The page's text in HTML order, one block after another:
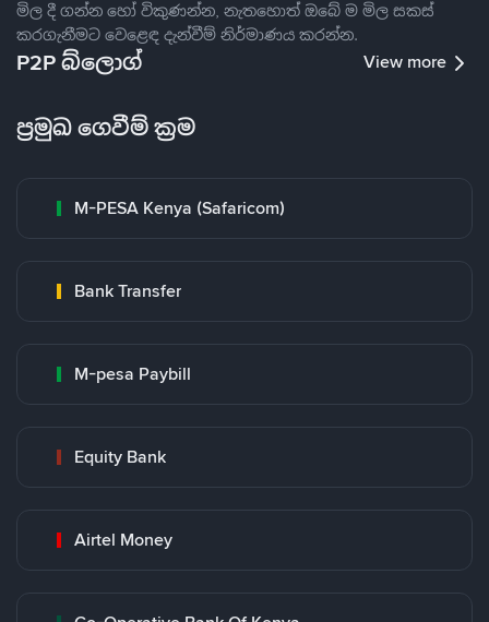
මිල දී ගන්න හෝ විකුණන්න, නැතහොත් ඔබේ ම මිල සකස්
කරගැනීමට වෙළෙඳ දැන්වීම් නිර්මාණය කරන්න.
P2P බ්ලොග් View more
ප්‍රමුඛ ගෙවීම් ක්‍රම
M-PESA Kenya (Safaricom)
Bank Transfer
M-pesa Paybill
Equity Bank
Airtel Money